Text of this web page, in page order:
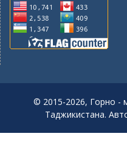
© 2015-2026, Горно -
Таджикистана.